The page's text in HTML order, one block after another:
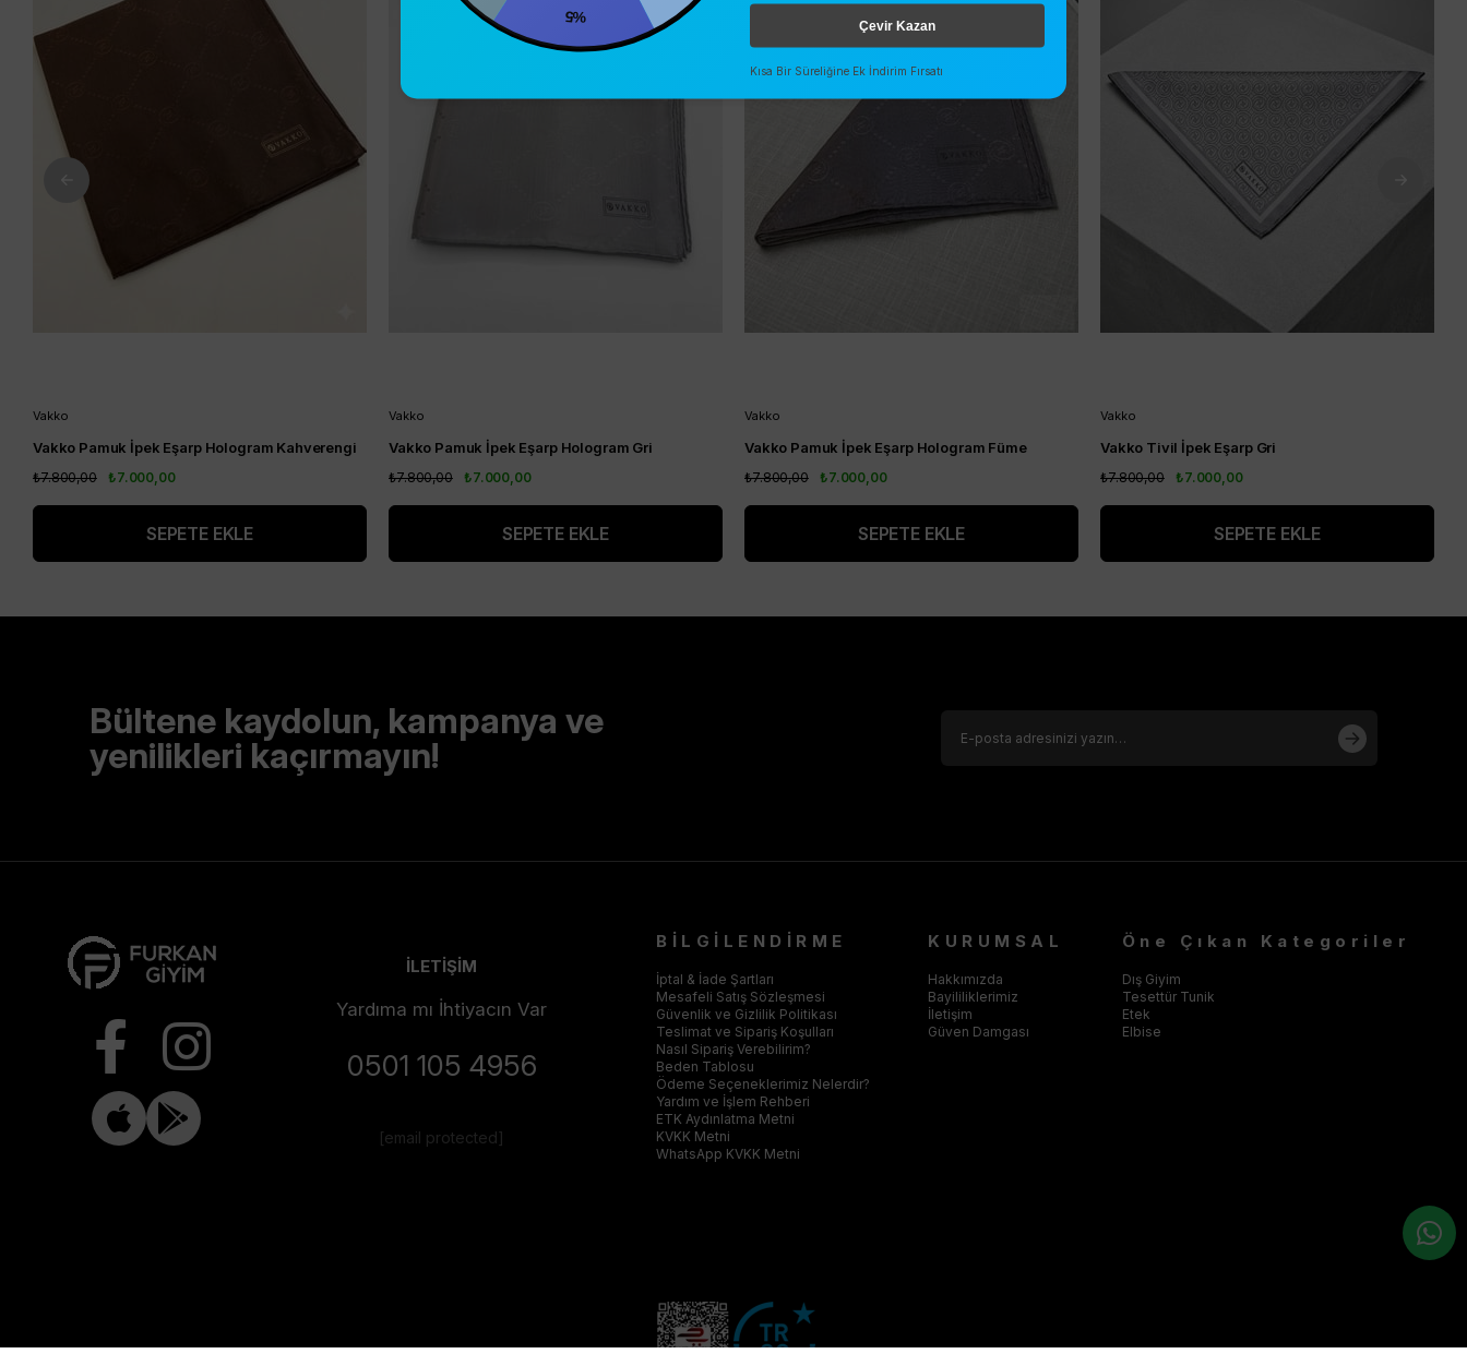
Vakko
Vakko Pamuk İpek Eşarp Hologram Kahverengi
₺7.000,00
₺7.800,00
SEPETE EKLE
Vakko
Vakko Pamuk İpek Eşarp Hologram Gri
₺7.000,00
₺7.800,00
SEPETE EKLE
Vakko
Vakko Pamuk İpek Eşarp Hologram Füme
₺7.000,00
₺7.800,00
SEPETE EKLE
Vakko
Vakko Tivil İpek Eşarp Gri
₺7.000,00
₺7.800,00
SEPETE EKLE
Bültene kaydolun, kampanya ve
yenilikleri kaçırmayın!
İLETİŞİM
Yardıma mı İhtiyacın Var
0501 105 4956
[email protected]
BİLGİLENDİRME
İptal & İade Şartları
Mesafeli Satış Sözleşmesi
Güvenlik ve Gizlilik Politikası
Teslimat ve Sipariş Koşulları
Nasıl Sipariş Verebilirim?
Beden Tablosu
Ödeme Seçeneklerimiz Nelerdir?
Yardım ve İşlem Rehberi
ETK Aydınlatma Metni
KVKK Metni
WhatsApp KVKK Metni
KURUMSAL
Hakkımızda
Bayililiklerimiz
İletişim
Güven Damgası
Öne Çıkan Kategoriler
Dış Giyim
Tesettür Tunik
Etek
Elbise
%5 Çevir Kazan
Kısa Bir Süreliğine Ek İndirim Fırsatı